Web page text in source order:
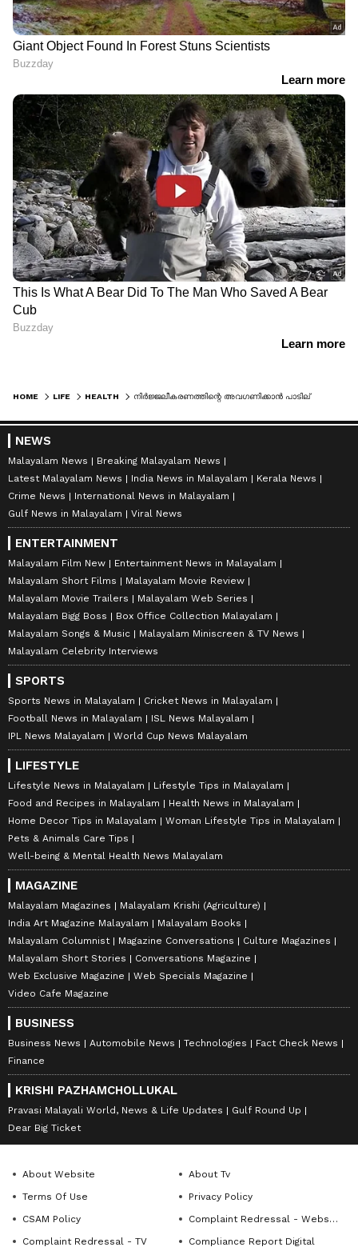
HOME LIFE HEALTH നിർജ്ജലീകരണത്തിന്റെ അവഗണിക്കാൻ പാടില്ലാത്ത ചില ലക്ഷണങ്ങൾ
NEWS
Malayalam News
Breaking Malayalam News
Latest Malayalam News
India News in Malayalam
Kerala News
Crime News
International News in Malayalam
Gulf News in Malayalam
Viral News
ENTERTAINMENT
Malayalam Film New
Entertainment News in Malayalam
Malayalam Short Films
Malayalam Movie Review
Malayalam Movie Trailers
Malayalam Web Series
Malayalam Bigg Boss
Box Office Collection Malayalam
Malayalam Songs & Music
Malayalam Miniscreen & TV News
Malayalam Celebrity Interviews
SPORTS
Sports News in Malayalam
Cricket News in Malayalam
Football News in Malayalam
ISL News Malayalam
IPL News Malayalam
World Cup News Malayalam
LIFESTYLE
Lifestyle News in Malayalam
Lifestyle Tips in Malayalam
Food and Recipes in Malayalam
Health News in Malayalam
Home Decor Tips in Malayalam
Woman Lifestyle Tips in Malayalam
Pets & Animals Care Tips
Well-being & Mental Health News Malayalam
MAGAZINE
Malayalam Magazines
Malayalam Krishi (Agriculture)
India Art Magazine Malayalam
Malayalam Books
Malayalam Columnist
Magazine Conversations
Culture Magazines
Malayalam Short Stories
Conversations Magazine
Web Exclusive Magazine
Web Specials Magazine
Video Cafe Magazine
BUSINESS
Business News Automobile News Technologies
Fact Check News
Finance
KRISHI PAZHAMCHOLLUKAL
Pravasi Malayali World, News & Life Updates
Gulf Round Up
Dear Big Ticket
About Website
About Tv
Terms Of Use
Privacy Policy
CSAM Policy
Complaint Redressal - Website
Complaint Redressal - TV
Compliance Report Digital